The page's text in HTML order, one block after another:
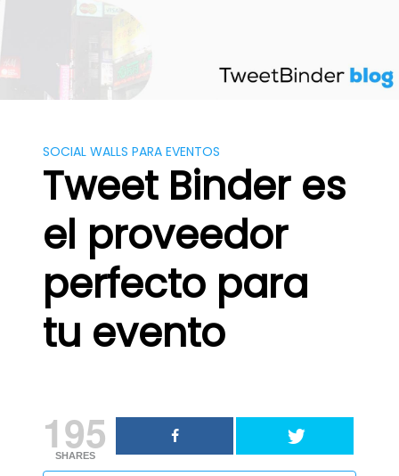
Saltar
SOCIAL WALLS PARA EVENTOS
Tweet Binder es
el proveedor
perfecto para
tu evento
195
SHARES